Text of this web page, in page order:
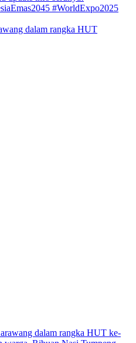
dalam rangka HUT